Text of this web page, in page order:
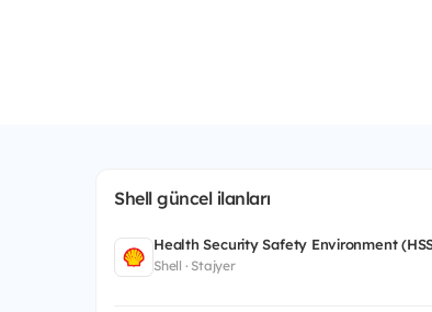
Shell güncel ilanları
Health Security Safety Environment
Shell · Stajyer